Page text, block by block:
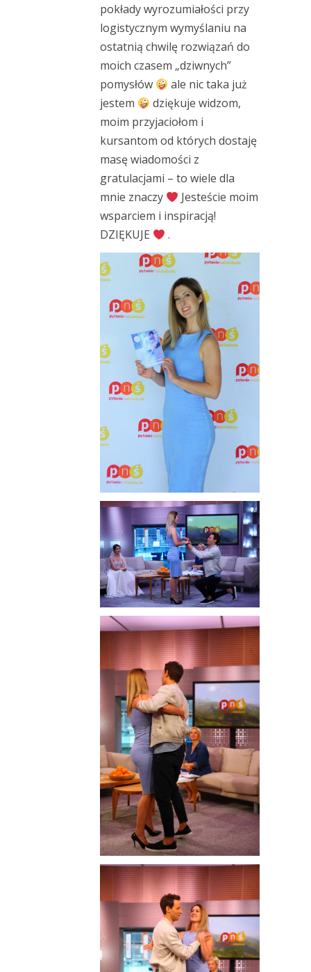
pokłady wyrozumiałości przy
logistycznym wymyślaniu na
ostatnią chwilę rozwiązań do
moich czasem „dziwnych”
pomysłów
ale nic taka już
jestem
dziękuje widzom,
moim przyjaciołom i
kursantom od których dostaję
masę wiadomości z
gratulacjami – to wiele dla
mnie znaczy
Jesteście moim
wsparciem i inspiracją!
DZIĘKUJE
.